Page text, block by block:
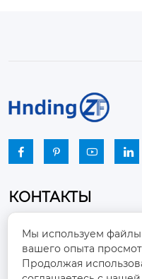
   
КОНТАКТЫ

Промышленный
район
Шаньдун
Мы используем
вашего опыта
Продолжая